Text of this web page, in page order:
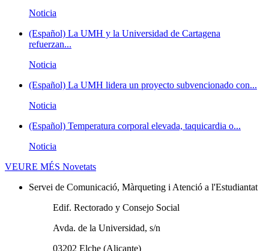
Noticia
(Español) La UMH y la Universidad de Cartagena
refuerzan...
Noticia
(Español) La UMH lidera un proyecto subvencionado con...
Noticia
(Español) Temperatura corporal elevada, taquicardia o...
Noticia
VEURE MÉS Novetats
Servei de Comunicació, Màrqueting i Atenció a l'Estudiantat
Edif. Rectorado y Consejo Social
Avda. de la Universidad, s/n
03202 Elche (Alicante)